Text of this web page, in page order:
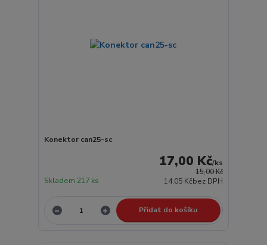
Konektor can25-sc
15,00 Kč
17,00 Kč/ks
14,05 Kčbez DPH
Skladem 217 ks
Přidat do košíku